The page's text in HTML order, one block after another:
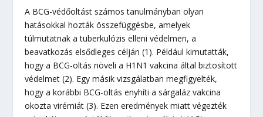
A BCG-védőoltást számos tanulmányban olyan
hatásokkal hozták összefüggésbe, amelyek
túlmutatnak a tuberkulózis elleni védelmen, a
beavatkozás elsődleges célján (1). Például kimutatták,
hogy a BCG-oltás növeli a H1N1 vakcina által biztosított
védelmet (2). Egy másik vizsgálatban megfigyelték,
hogy a korábbi BCG-oltás enyhíti a sárgaláz vakcina
okozta virémiát (3). Ezen eredmények miatt végezték